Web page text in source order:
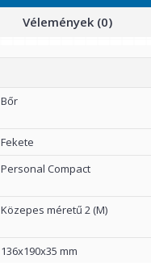
Vélemények (0)
Bőr
Fekete
Personal Compact
Közepes méretű 2 (M)
136x190x35 mm